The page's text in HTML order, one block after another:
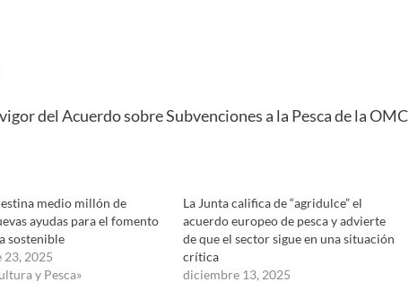
del Acuerdo sobre Subvenciones a la Pesca de la OMC
medio millón de
ayudas para el fomento
sostenible
2025
y Pesca»
La Junta califica de “agridulce” el
acuerdo europeo de pesca y advierte
de que el sector sigue en una situación
crítica
diciembre 13, 2025